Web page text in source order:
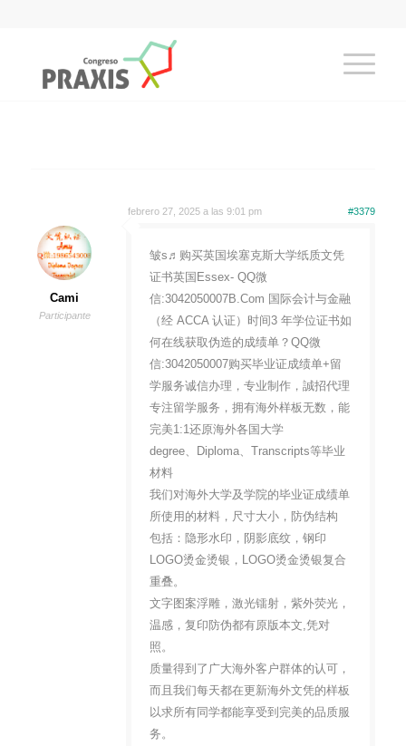
febrero 27, 2025 a las 9:01 pm #3379
Cami
Participante
皱s♬购买英国埃塞克斯大学纸质文凭
证书英国Essex- QQ微
信:3042050007B.Com 国际会计与金融
（经 ACCA 认证）时间3 年学位证书如
何在线获取伪造的成绩单？QQ微
信:3042050007购买毕业证成绩单+留
学服务诚信办理，专业制作，誠招代理
专注留学服务，拥有海外样板无数，能
完美1:1还原海外各国大学
degree、Diploma、Transcripts等毕业
材料
我们对海外大学及学院的毕业证成绩单
所使用的材料，尺寸大小，防伪结构
包括：隐形水印，阴影底纹，钢印
LOGO烫金烫银，LOGO烫金烫银复合
重叠。
文字图案浮雕，激光镭射，紫外荧光，
温感，复印防伪都有原版本文,凭对
照。
质量得到了广大海外客户群体的认可，
而且我们每天都在更新海外文凭的样板
以求所有同学都能享受到完美的品质服
务。